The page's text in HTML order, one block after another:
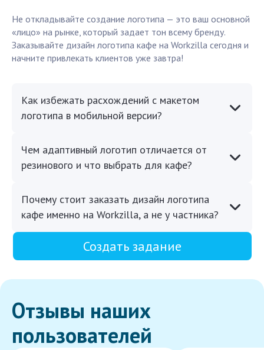
Не откладывайте создание логотипа — это ваш основной
«лицо» на рынке, который задает тон всему бренду.
Заказывайте дизайн логотипа кафе на Workzilla сегодня и
начните привлекать клиентов уже завтра!
Как избежать расхождений с макетом
логотипа в мобильной версии?
Чем адаптивный логотип отличается от
резинового и что выбрать для кафе?
Почему стоит заказать дизайн логотипа
кафе именно на Workzilla, а не у частника?
Создать задание
Отзывы наших
пользователей